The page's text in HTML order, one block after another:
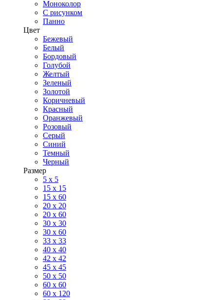
Моноколор
С рисунком
Панно
Цвет
Бежевый
Белый
Бордовый
Голубой
Желтый
Зеленый
Золотой
Коричневый
Красный
Оранжевый
Розовый
Серый
Синий
Темный
Черный
Размер
5 x 5
15 x 15
15 x 60
20 х 20
20 x 60
30 х 30
30 x 60
33 x 33
40 х 40
42 x 42
45 x 45
50 x 50
60 х 60
60 x 120